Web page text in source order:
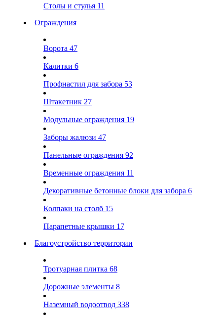
Столы и стулья 11
Ограждения
Ворота 47
Калитки 6
Профнастил для забора 53
Штакетник 27
Модульные ограждения 19
Заборы жалюзи 47
Панельные ограждения 92
Временные ограждения 11
Декоративные бетонные блоки для забора 6
Колпаки на столб 15
Парапетные крышки 17
Благоустройство территории
Тротуарная плитка 68
Дорожные элементы 8
Наземный водоотвод 338